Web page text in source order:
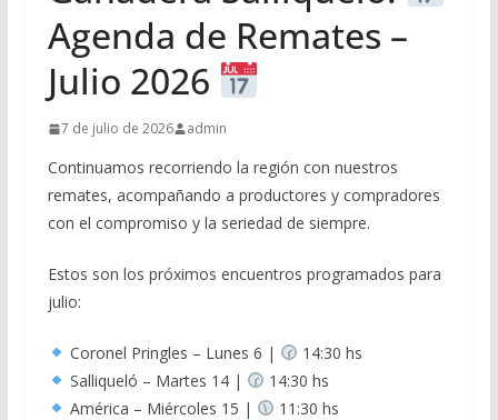
Agenda de Remates –
Julio 2026
7 de julio de 2026 admin
Continuamos recorriendo la región con nuestros
remates, acompañando a productores y compradores
con el compromiso y la seriedad de siempre.
Estos son los próximos encuentros programados para
julio:
Coronel Pringles – Lunes 6 |
14:30 hs
Salliqueló – Martes 14 |
14:30 hs
América – Miércoles 15 |
11:30 hs